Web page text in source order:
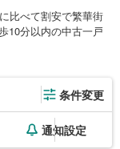
比べて割安で繁華街
10分以内の中古一戸
条件変更
通知設定